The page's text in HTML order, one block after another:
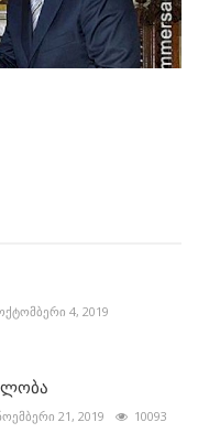
4, 2019
21, 2019 10093